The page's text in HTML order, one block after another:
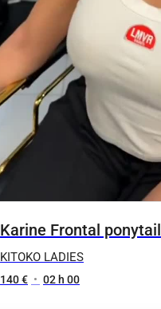
Karine Frontal ponytail
KITOKO LADIES
140 € • 02 h 00